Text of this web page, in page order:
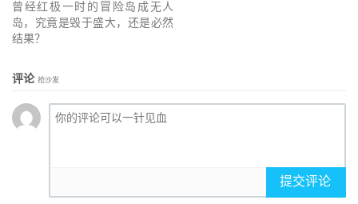
曾经红极一时的冒险岛成无人
岛，究竟是毁于盛大，还是必然
结果？
评论 抢沙发
提交评论